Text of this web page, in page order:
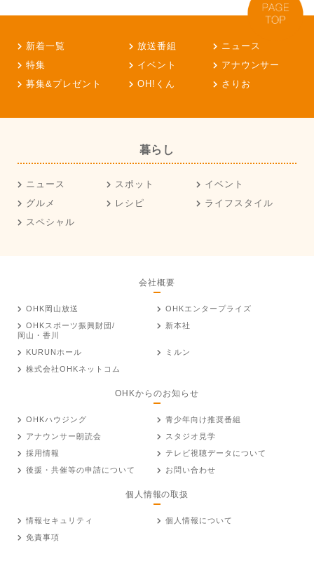
新着一覧 放送番組
ニュース
特集
イベント
アナウンサー
募集&プレゼント
OH!くん さりお
暮らし
ニュース スポット
イベント
グルメ
レシピ
ライフスタイル
スペシャル
会社概要
OHK岡山放送
OHKエンタープライズ
OHKスポーツ振興財団/
岡山・香川
新本社
KURUNホール
ミルン
株式会社OHKネットコム
OHKからのお知らせ
OHKハウジング
青少年向け推奨番組
アナウンサー朗読会
スタジオ見学
採用情報
テレビ視聴データについて
後援・共催等の申請について
お問い合わせ
個人情報の取扱
情報セキュリティ
個人情報について
免責事項